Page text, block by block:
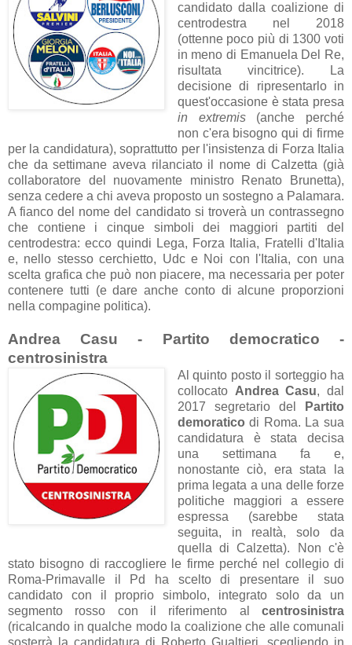
candidato dalla coalizione di
centrodestra nel 2018
(ottenne poco più di 1300 voti
in meno di Emanuela Del Re,
risultata vincitrice). La
decisione di ripresentarlo in
quest'occasione è stata presa
in extremis
(anche perché
non c'era bisogno qui di firme
per la candidatura), soprattutto per l'insistenza di Forza Italia
che da settimane aveva rilanciato il nome di Calzetta (già
collaboratore del nuovamente ministro Renato Brunetta),
senza cedere a chi aveva proposto un sostegno a Palamara.
A fianco del nome del candidato si troverà un contrassegno
che contiene i cinque simboli dei maggiori partiti del
centrodestra: ecco quindi Lega, Forza Italia, Fratelli d'Italia
e, nello stesso cerchietto, Udc e Noi con l'Italia, con una
scelta grafica che può non piacere, ma necessaria per poter
contenere tutti (e dare anche conto di alcune proporzioni
nella compagine politica).
Andrea Casu - Partito democratico -
centrosinistra
Al quinto posto il sorteggio ha
collocato Andrea Casu, dal
2017 segretario del
Partito
demoratico di Roma. La sua
candidatura è stata decisa
una settimana fa e,
nonostante ciò, era stata la
prima legata a una delle forze
politiche maggiori a essere
espressa (sarebbe stata
seguita, in realtà, solo da
quella di Calzetta). Non c'è
stato bisogno di raccogliere le firme perché nel collegio di
Roma-Primavalle il Pd ha scelto di presentare il suo
candidato con il proprio simbolo, integrato solo da un
segmento rosso con il riferimento al centrosinistra
(ricalcando in qualche modo la coalizione che alle comunali
sosterrà la candidatura di Roberto Gualtieri, scegliendo in